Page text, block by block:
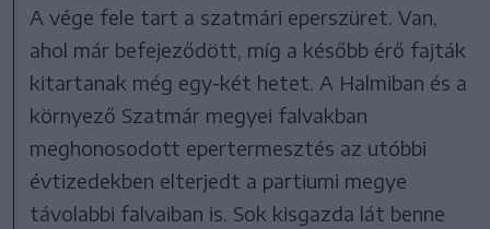
A vége fele tart a szatmári eperszüret. Van,
ahol már befejeződött, míg a később érő fajták
kitartanak még egy-két hetet. A Halmiban és a
környező Szatmár megyei falvakban
meghonosodott epertermesztés az utóbbi
évtizedekben elterjedt a partiumi megye
távolabbi falvaiban is. Sok kisgazda lát benne